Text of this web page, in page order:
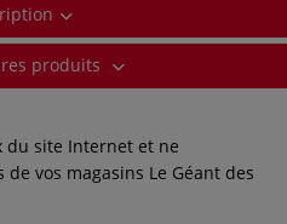
produits
du site Internet et ne
vos magasins Le Géant des